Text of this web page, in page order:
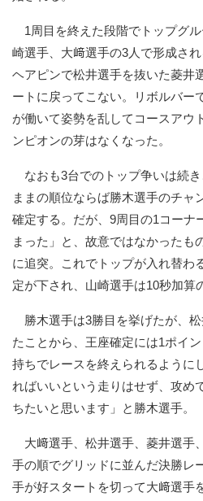
1周目を終えた段階でトップグ
崎選手、大﨑選手の3人で形成さ
ヘアピンで松井選手を抜いた菱井
ートに戻ってこない。リボルバー
が働いて姿勢を乱してコースアウ
ンピオンの芽はなくなった。
なおも3台でのトップ争いは続
ままの順位ならば勝木選手のチャ
確定する。だが、9周目の1コーナ
まった」と、故意ではなかったも
に追突。これでトップが入れ替わ
定が下され、山崎選手は10秒加算
勝木選手は3勝目を挙げたが、
たことから、王座確定には1ポイ
持ちでレースを終えられるように
ればいいという走りはせず、攻め
ちたいと思います」と勝木選手。
大﨑選手、松井選手、菱井選手
手の順でグリッドに並んだ決勝レ
手が好スタートを切って大﨑選手